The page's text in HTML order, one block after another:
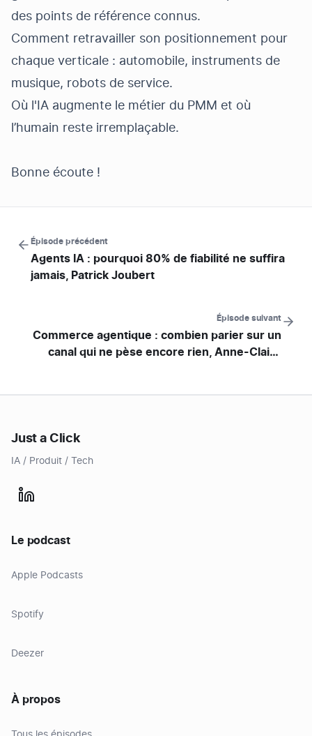
des points de référence connus.
Comment retravailler son positionnement pour
chaque verticale : automobile, instruments de
musique, robots de service.
Où l'IA augmente le métier du PMM et où
l’humain reste irremplaçable.
Bonne écoute !
Épisode précédent
Agents IA : pourquoi 80% de fiabilité ne suffira
jamais, Patrick Joubert
Épisode suivant
Commerce agentique : combien parier sur un
canal qui ne pèse encore rien, Anne-Claire
Just a Click
IA / Produit / Tech
Le podcast
Apple Podcasts
Spotify
Deezer
À propos